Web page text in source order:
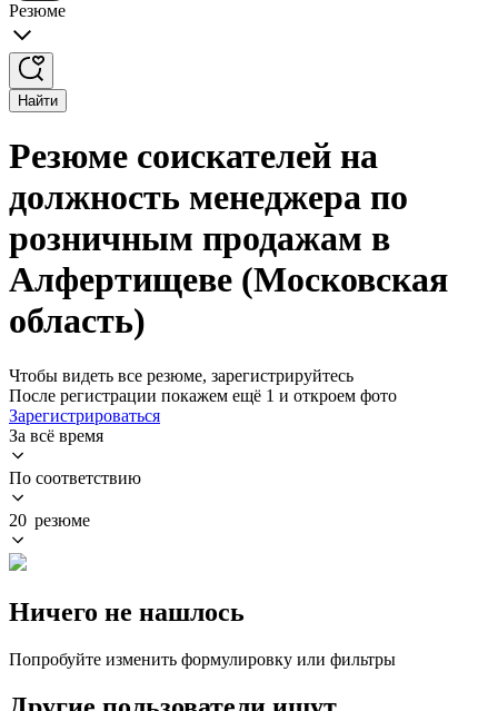
Резюме
Найти
Резюме соискателей на
должность менеджера по
розничным продажам в
Алфертищеве (Московская
область)
Чтобы видеть все резюме, зарегистрируйтесь
После регистрации покажем ещё 1 и откроем фото
Зарегистрироваться
За всё время
По соответствию
20 резюме
Ничего не нашлось
Попробуйте изменить формулировку или фильтры